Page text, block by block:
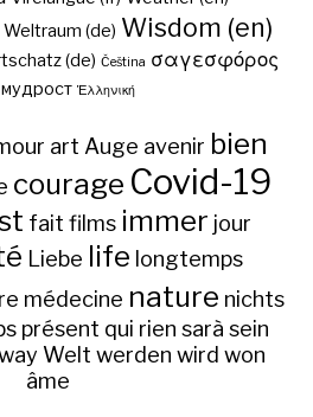
Weltraum (de) Wisdom (en)
(de) Čeština σαγεσφόρος
мудрост Ἑλληνική
art Auge avenir bien
courage Covid-19
fait films immer jour
Liebe life longtemps
médecine nature nichts
présent qui rien sarà sein
Welt werden wird won
âme